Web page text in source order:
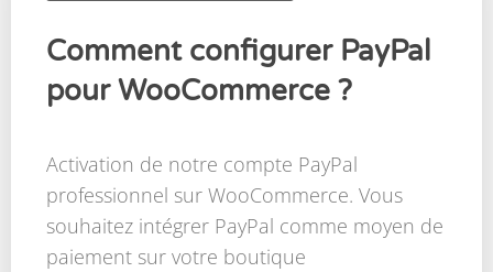
Comment configurer PayPal
pour WooCommerce ?
Activation de notre compte PayPal
professionnel sur WooCommerce. Vous
souhaitez intégrer PayPal comme moyen de
paiement sur votre boutique